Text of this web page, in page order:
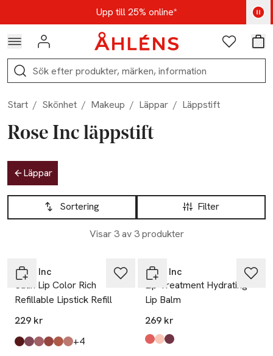
Hoppa till navigationsmenynUpp till 25% online*
Kod: AUG25 - Shoppa nu
Logga in Favoriter
Sök
Start / Skönhet / Makeup / Läppar / Läppstift
Rose Inc läppstift
Hoppa till produktsidan
Läppar
Hoppa till produktsidan
Filter
Sortering
Visar 3 av 3 produkter
Lista över produkter
Rose Inc
Satin Lip Color Rich
Refillable Lipstick Refill
229 kr
Produkten finns i färgerna:
Poised,
Eloquent,
Intuitive,
Enigmatic,
Hypnotic,
Besotted, +4till
Rose Inc
Lip Treatment Hydrating
Lip Balm
269 kr
Produkten finns i färgerna:
Sweet Cherry
Melon Pink
Plum Berry